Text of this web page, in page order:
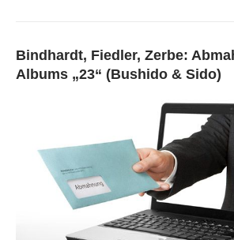
Bindhardt, Fiedler, Zerbe:
Albums „23“ (Bushido & Sido)